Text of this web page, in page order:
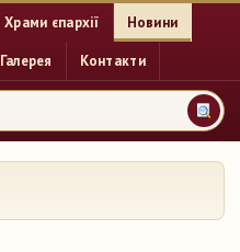
Храми єпархії Новини
Галерея Контакти